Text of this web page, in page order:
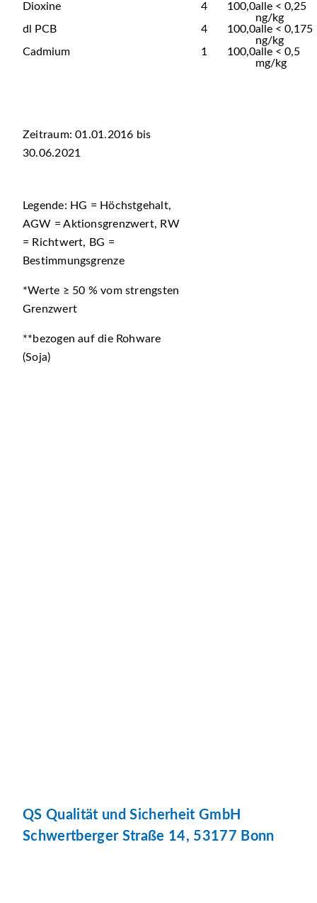
Dioxine
4 100,0alle < 0,25
ng/kg
dl PCB
4 100,0alle < 0,175
ng/kg
Cadmium
1 100,0alle < 0,5
mg/kg
Zeitraum: 01.01.2016 bis
30.06.2021
Legende: HG = Höchstgehalt,
AGW = Aktionsgrenzwert, RW
= Richtwert, BG =
Bestimmungsgrenze
*Werte ≥ 50 % vom strengsten
Grenzwert
**bezogen auf die Rohware
(Soja)
QS Qualität und Sicherheit GmbH
Schwertberger Straße 14, 53177 Bonn